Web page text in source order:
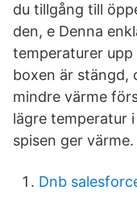
du tillgång till
den, e Denna
temperaturer
boxen är stängd,
mindre värme
lägre temperatur
spisen ger värme.
Dnb